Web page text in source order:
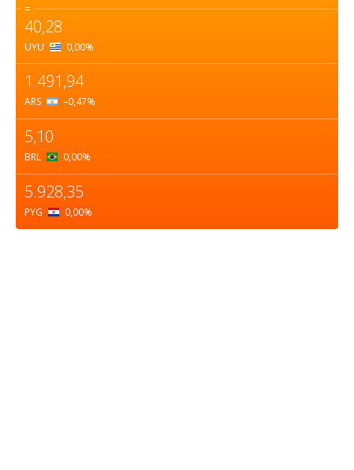
=
40,28
UYU 0,00%
1.491,94
ARS –0,47%
5,10
BRL 0,00%
5.928,35
PYG 0,00%